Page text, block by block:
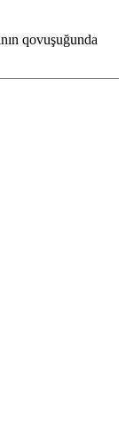
qovuşuğunda